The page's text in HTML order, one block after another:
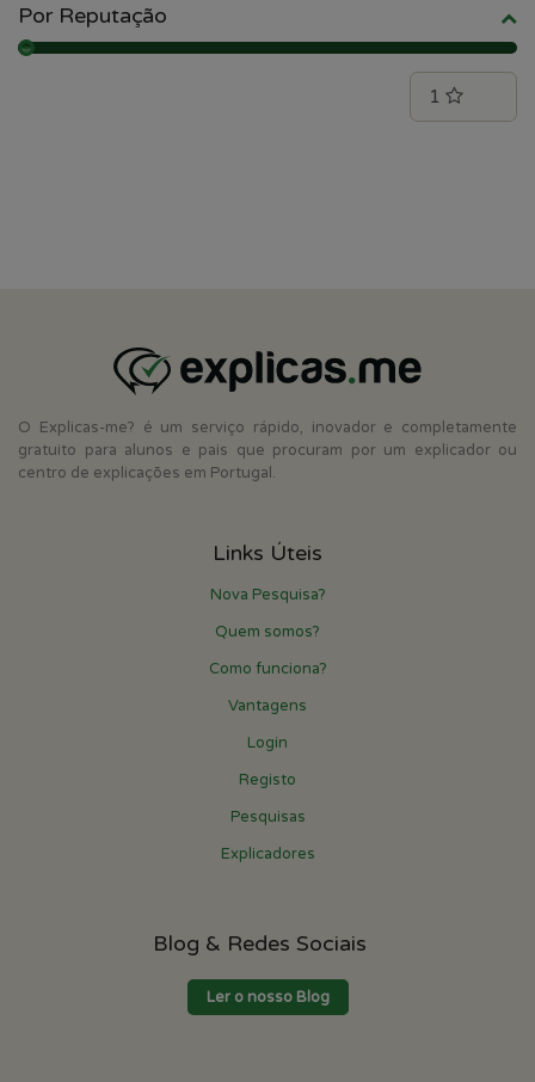
Por Reputação
O Explicas-me? é um serviço rápido, inovador e completamente
gratuito para alunos e pais que procuram por um explicador ou
centro de explicações em Portugal.
Links Úteis
Nova Pesquisa?
Quem somos?
Como funciona?
Vantagens
Login
Registo
Pesquisas
Explicadores
Blog & Redes Sociais
Ler o nosso Blog